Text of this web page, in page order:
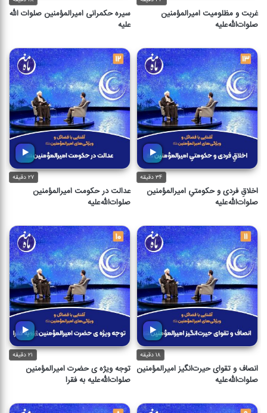
غربت و مظلومیت امیرالمؤمنین
صلوات‌الله‌علیه
سیره حکمرانی امیرالمؤمنین صلوات الله
علیه
۳۴ دقیقه
اخلاقِ فردی و حکومتیِ امیرالمؤمنین
صلوات‌الله‌علیه
۲۷ دقیقه
عدالت در حکومت امیرالمؤمنین
صلوات‌الله‌علیه
۱۸ دقیقه
انصاف و تقوای حیرت‌انگیز امیرالمؤمنین
صلوات‌الله‌علیه
۲۱ دقیقه
توجه ویژه ی حضرت امیرالمؤمنین
صلوات‌الله‌علیه به فقرا